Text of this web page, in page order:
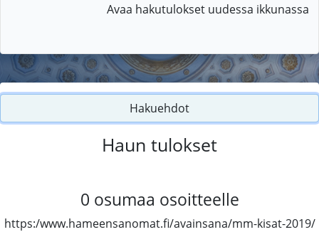
Avaa hakutulokset uudessa ikkunassa
Hakuehdot
Haun tulokset
0 osumaa osoitteelle
https:/www.hameensanomat.fi/avainsana/mm-kisat-2019/